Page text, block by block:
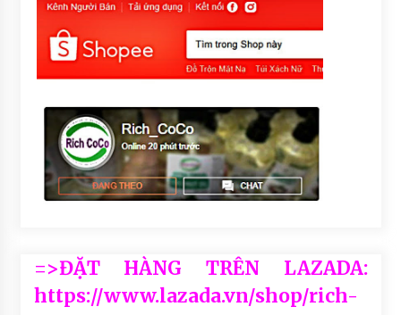
=>ĐẶT HÀNG TRÊN LAZADA:
https://www.lazada.vn/shop/rich-